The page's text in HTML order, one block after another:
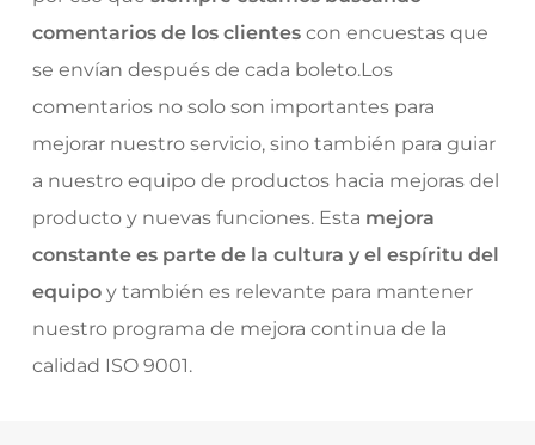
comentarios de los clientescon encuestas que
se envían después de cada boleto.Los
comentarios no solo son importantes para
mejorar nuestro servicio, sino también para guiar
a nuestro equipo de productos hacia mejoras del
producto y nuevas funciones. Esta mejora
constante es parte de la cultura y el espíritu del
equipoy también es relevante para mantener
nuestro programa de mejora continua de la
calidad ISO 9001.